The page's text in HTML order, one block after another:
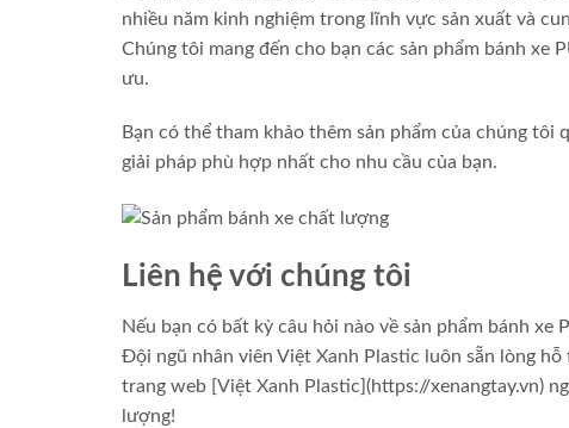
nhiều năm kinh nghiệm trong lĩnh vực sản xuất và
Chúng tôi mang đến cho bạn các sản phẩm bánh xe
ưu.
Bạn có thể tham khảo thêm sản phẩm của chúng
giải pháp phù hợp nhất cho nhu cầu của bạn.
Liên hệ với chúng tôi
Nếu bạn có bất kỳ câu hỏi nào về sản phẩm bánh
Đội ngũ nhân viên Việt Xanh Plastic luôn sẵn lòng
trang web [Việt Xanh Plastic](https://xenangtay.vn)
lượng!